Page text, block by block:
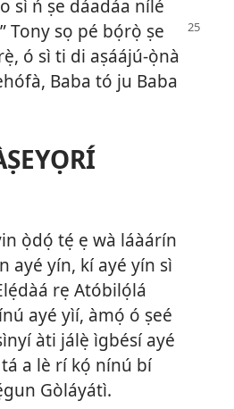
sì ń ṣe dáadáa nílé
Tony sọ pé bọ́rọ̀ ṣe
ó sì ti di aṣáájú-ọ̀nà
Baba tó ju Baba
ọ̀dọ́ tẹ́ ẹ wà láàárín
ayé yín, kí ayé yín sì
rẹ Atóbilọ́lá
ayé yìí, àmọ́ ó ṣeé
àti jálẹ̀ ìgbésí ayé
a lè rí kọ́ nínú bí
Gòláyátì.